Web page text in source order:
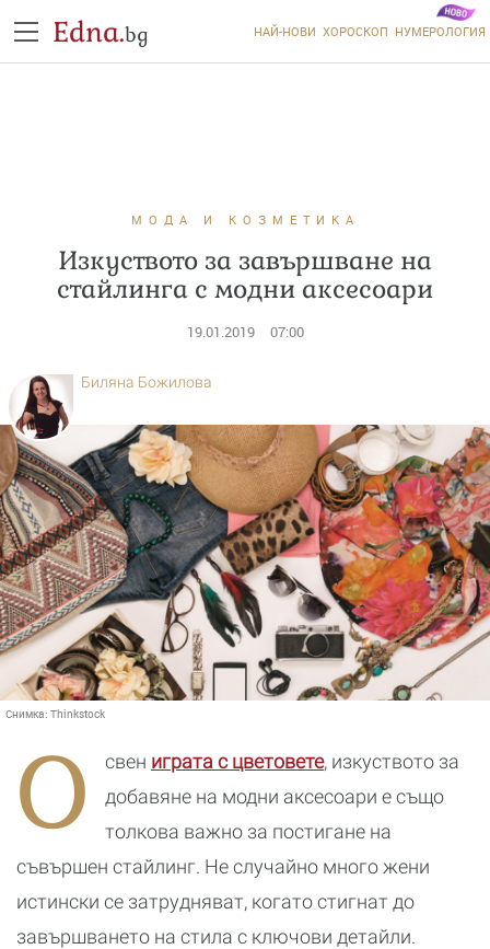
Edna.bg НАЙ-НОВИ ХОРОСКОП НУМЕРОЛОГИЯ
МОДА И КОЗМЕТИКА
Изкуството за завършване на
стайлинга с модни аксесоари
19.01.2019 07:00
Снимка: Thinkstock
Биляна Божилова
О свен играта с цветовете, изкуството за
добавяне на модни аксесоари е също
толкова важно за постигане на
съвършен стайлинг. Не случайно много жени
истински се затрудняват, когато стигнат до
завършването на стила с ключови детайли.